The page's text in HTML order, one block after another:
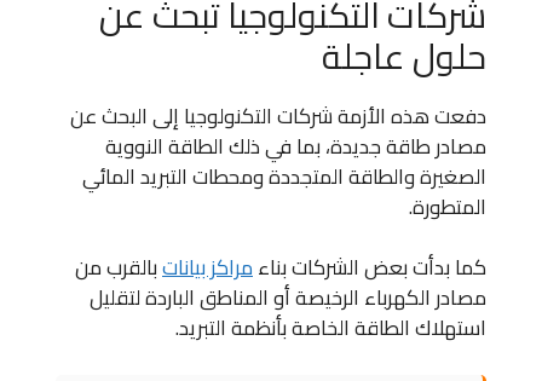
شركات التكنولوجيا تبحث عن
حلول عاجلة
دفعت هذه الأزمة شركات التكنولوجيا إلى البحث عن
مصادر طاقة جديدة، بما في ذلك الطاقة النووية
الصغيرة والطاقة المتجددة ومحطات التبريد المائي
المتطورة.
كما بدأت بعض الشركات بناءمراكز بياناتبالقرب من
مصادر الكهرباء الرخيصة أو المناطق الباردة لتقليل
استهلاك الطاقة الخاصة بأنظمة التبريد.